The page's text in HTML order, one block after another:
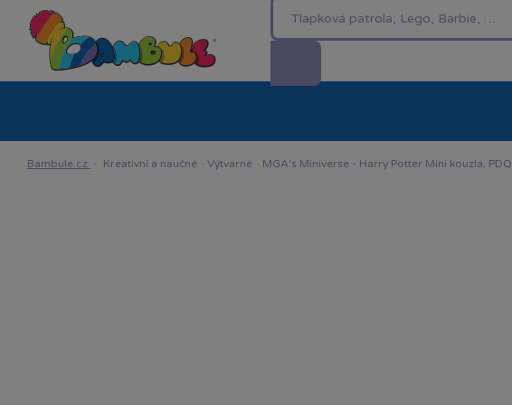
Bambule.cz · Kreativní a naučné · Výtvarné · MGA's Miniverse - Harry Potter Mini kouzla, PDQ